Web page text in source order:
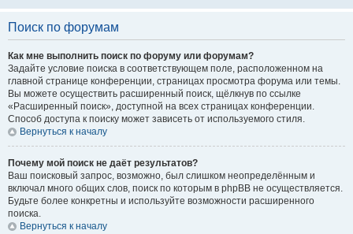
Поиск по форумам
Как мне выполнить поиск по форуму или форумам?
Задайте условие поиска в соответствующем поле, расположенном на
главной странице конференции, страницах просмотра форума или темы.
Вы можете осуществить расширенный поиск, щёлкнув по ссылке
«Расширенный поиск», доступной на всех страницах конференции.
Способ доступа к поиску может зависеть от используемого стиля.
Вернуться к началу
Почему мой поиск не даёт результатов?
Ваш поисковый запрос, возможно, был слишком неопределённым и
включал много общих слов, поиск по которым в phpBB не осуществляется.
Будьте более конкретны и используйте возможности расширенного
поиска.
Вернуться к началу